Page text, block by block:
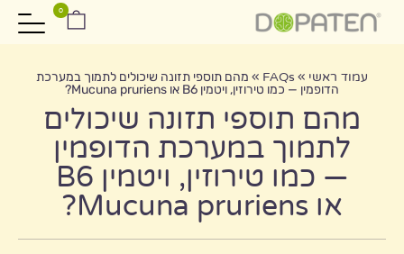
0
עמוד ראשי »
FAQs
» מהם תוספי תזונה שיכולים לתמוך במערכת
הדופמין — כמו טירוזין, ויטמין B6 או Mucuna pruriens?
מהם תוספי תזונה שיכולים
לתמוך במערכת הדופמין
— כמו טירוזין, ויטמין B6
או Mucuna pruriens?